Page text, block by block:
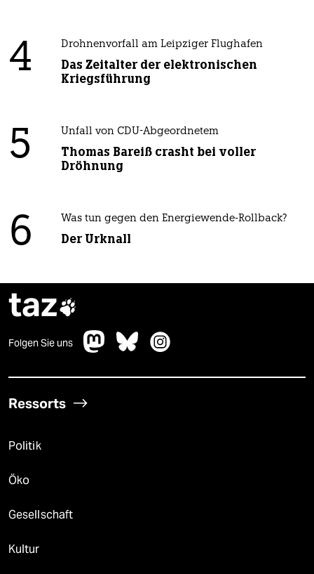
4 Drohnenvorfall am Leipziger Flughafen
Das Zeitalter der elektronischen
Kriegsführung
5 Unfall von CDU-Abgeordnetem
Thomas Bareiß crasht bei voller
Dröhnung
6 Was tun gegen den Energiewende-Rollback?
Der Urknall
taz
Folgen Sie uns
Ressorts
Politik
Öko
Gesellschaft
Kultur